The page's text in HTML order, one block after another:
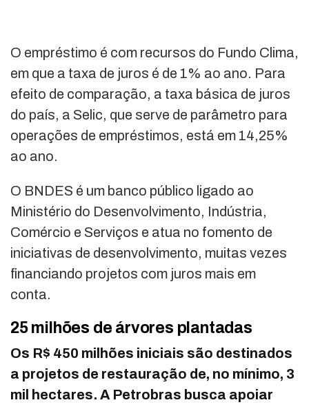
O empréstimo é com recursos do Fundo Clima,
em que a taxa de juros é de 1% ao ano. Para
efeito de comparação, a taxa básica de juros
do país, a Selic, que serve de parâmetro para
operações de empréstimos, está em 14,25%
ao ano.
O BNDES é um banco público ligado ao
Ministério do Desenvolvimento, Indústria,
Comércio e Serviços e atua no fomento de
iniciativas de desenvolvimento, muitas vezes
financiando projetos com juros mais em
conta.
25 milhões de árvores plantadas
Os R$ 450 milhões iniciais são destinados
a projetos de restauração de, no mínimo, 3
mil hectares. A Petrobras busca apoiar